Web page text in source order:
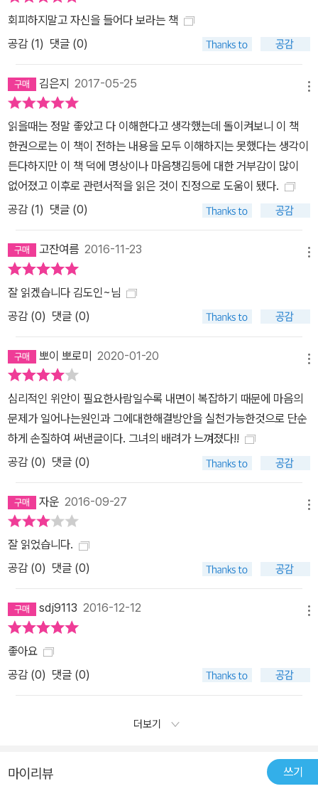
회피하지말고 자신을 들어다 보라는 책
공감 (1) 댓글 (0)
김은지 2017-05-25
읽을때는 정말 좋았고 다 이해한다고 생각했는데 돌이켜보니 이 책
한권으로는 이 책이 전하는 내용을 모두 이해하지는 못했다는 생각이
든다하지만 이 책 덕에 명상이나 마음챙김등에 대한 거부감이 많이
없어졌고 이후로 관련서적을 읽은 것이 진정으로 도움이 됐다.
공감 (1) 댓글 (0)
고잔여름 2016-11-23
잘 읽겠습니다 김도인~님
공감 (0) 댓글 (0)
뽀이 뽀로미 2020-01-20
심리적인 위안이 필요한사람일수록 내면이 복잡하기 때문에 마음의
문제가 일어나는원인과 그에대한해결방안을 실천가능한것으로 단순
하게 손질하여 써낸글이다. 그녀의 배려가 느껴졌다!!
공감 (0) 댓글 (0)
자운 2016-09-27
잘 읽었습니다.
공감 (0) 댓글 (0)
sdj9113 2016-12-12
좋아요
공감 (0) 댓글 (0)
더보기
마이리뷰 쓰기